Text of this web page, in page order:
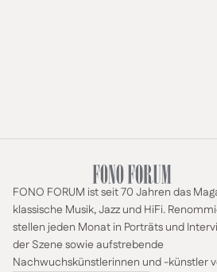
FONO FORUM ist seit 70 Jahren das
klassische Musik, Jazz und HiFi.
stellen jeden Monat in Porträts und
der Szene sowie aufstrebende
Nachwuchskünstlerinnen und -künstler